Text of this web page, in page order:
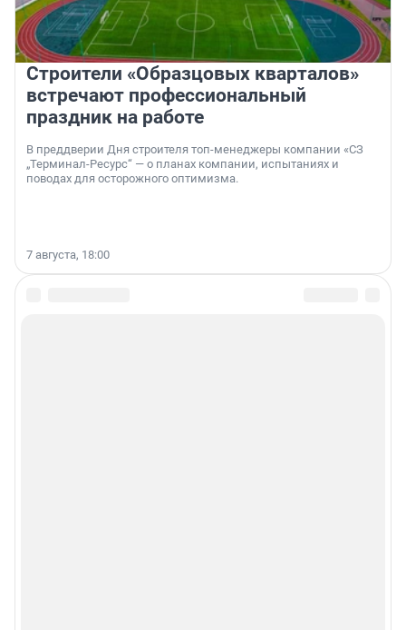
Строители «Образцовых кварталов»
встречают профессиональный
праздник на работе
В преддверии Дня строителя топ-менеджеры компании «СЗ
„Терминал-Ресурс“ — о планах компании, испытаниях и
поводах для осторожного оптимизма.
7 августа, 18:00